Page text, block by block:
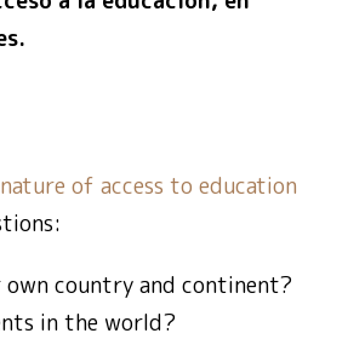
of access to education
own country and continent?
in the world?